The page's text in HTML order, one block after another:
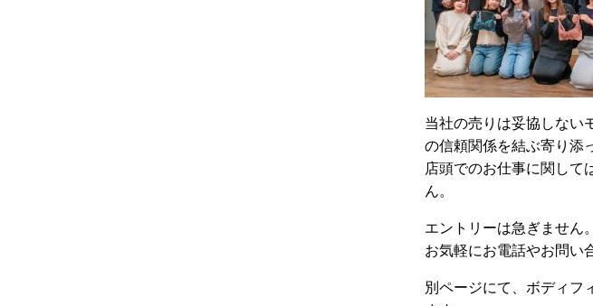
当社の売りは妥協しない
の信頼関係を結ぶ寄り添
店頭でのお仕事に関して
ん。
エントリーは急ぎません
お気軽にお電話やお問い
別ページにて、ボディフ